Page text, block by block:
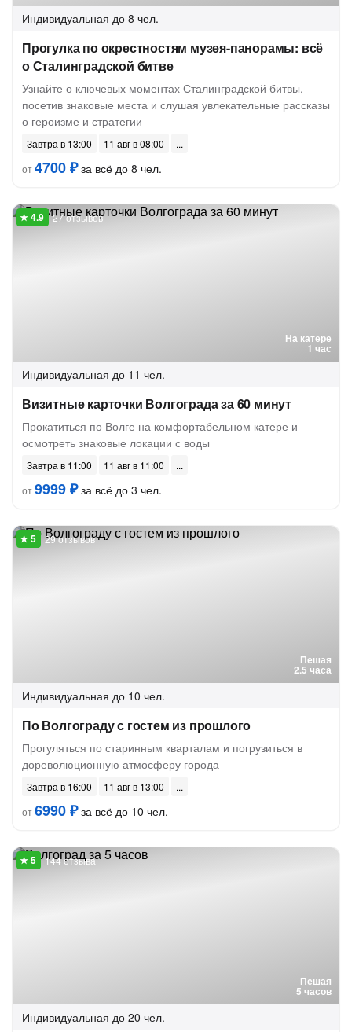
Индивидуальная до 8 чел.
Прогулка по окрестностям музея-панорамы: всё
о Сталинградской битве
Узнайте о ключевых моментах Сталинградской битвы,
посетив знаковые места и слушая увлекательные рассказы
о героизме и стратегии
Завтра в 13:00
11 авг в 08:00
от4700 ₽за всё до 8 чел.
На катере
1 час
27 отзывов
Индивидуальная до 11 чел.
Визитные карточки Волгограда за 60 минут
Прокатиться по Волге на комфортабельном катере и
осмотреть знаковые локации с воды
Завтра в 11:00
11 авг в 11:00
от9999 ₽за всё до 3 чел.
Пешая
2.5 часа
29 отзывов
Индивидуальная до 10 чел.
По Волгограду с гостем из прошлого
Прогуляться по старинным кварталам и погрузиться в
дореволюционную атмосферу города
Завтра в 16:00
11 авг в 13:00
от6990 ₽за всё до 10 чел.
Пешая
5 часов
144 отзыва
Индивидуальная до 20 чел.